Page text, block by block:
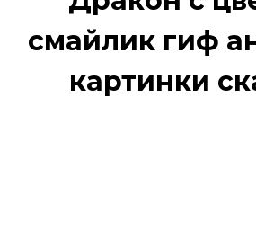
смайлик гиф
картинки